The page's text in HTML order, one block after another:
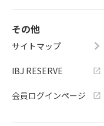
その他
サイトマップ
IBJ RESERVE
会員ログインページ